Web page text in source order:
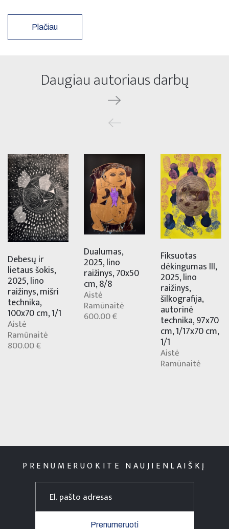
Plačiau
Daugiau autoriaus darbų
Debesų ir
lietaus šokis,
2025, lino
raižinys, mišri
technika,
100x70 cm, 1/1
Aistė
Ramūnaitė
800.00 €
Dualumas,
2025, lino
raižinys, 70x50
cm, 8/8
Aistė
Ramūnaitė
600.00 €
Fiksuotas
dėkingumas III,
2025, lino
raižinys,
šilkografija,
autorinė
technika, 97x70
cm, 1/17x70 cm,
1/1
Aistė
Ramūnaitė
PRENUMERUOKITE NAUJIENLAIŠKĮ
Prenumeruoti